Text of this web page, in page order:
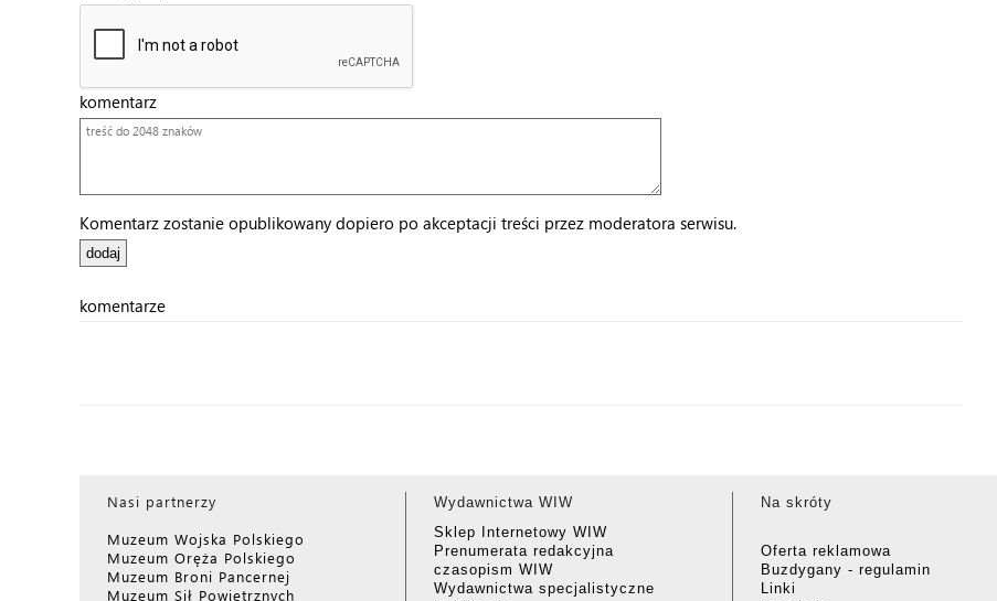
komentarz
Komentarz zostanie opublikowany dopiero po akceptacji treści przez moderatora serwisu.
komentarze
Nasi partnerzy
Muzeum Wojska Polskiego
Muzeum Oręża Polskiego
Muzeum Broni Pancernej
Muzeum Sił Powietrznych
Wydawnictwa WIW
Sklep Internetowy WIW
Prenumerata redakcyjna
czasopism WIW
Wydawnictwa specjalistyczne
Na skróty
Oferta reklamowa
Buzdygany - regulamin
Linki